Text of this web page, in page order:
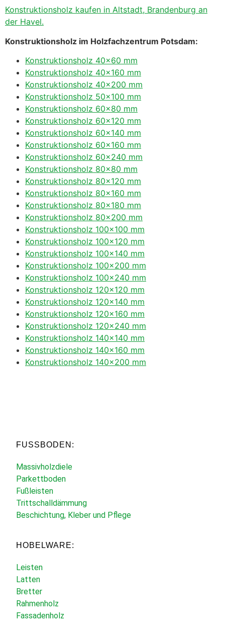
Konstruktionsholz kaufen in Altstadt, Brandenburg an
der Havel.
Konstruktionsholz im Holzfachzentrum Potsdam:
Konstruktionsholz 40×60 mm
Konstruktionsholz 40×160 mm
Konstruktionsholz 40×200 mm
Konstruktionsholz 50×100 mm
Konstruktionsholz 60×80 mm
Konstruktionsholz 60×120 mm
Konstruktionsholz 60×140 mm
Konstruktionsholz 60×160 mm
Konstruktionsholz 60×240 mm
Konstruktionsholz 80×80 mm
Konstruktionsholz 80×120 mm
Konstruktionsholz 80×160 mm
Konstruktionsholz 80×180 mm
Konstruktionsholz 80×200 mm
Konstruktionsholz 100×100 mm
Konstruktionsholz 100×120 mm
Konstruktionsholz 100×140 mm
Konstruktionsholz 100×200 mm
Konstruktionsholz 100×240 mm
Konstruktionsholz 120×120 mm
Konstruktionsholz 120×140 mm
Konstruktionsholz 120×160 mm
Konstruktionsholz 120×240 mm
Konstruktionsholz 140×140 mm
Konstruktionsholz 140×160 mm
Konstruktionsholz 140×200 mm
FUSSBODEN:
Massivholzdiele
Parkettboden
Fußleisten
Trittschalldämmung
Beschichtung, Kleber und Pflege
HOBELWARE:
Leisten
Latten
Bretter
Rahmenholz
Fassadenholz